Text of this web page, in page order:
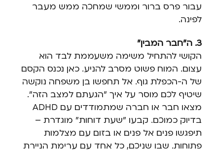
עבור פרס ברור וממשי שמחכה ממש מעבר
לפינה.
3. ה"חבר המבין"
הקושי להתחיל משימה משעממת לבד הוא
עצום. המוח פשוט מסרב להניע. כאן נכנס הקסם
של ה-הכפלת גוף. אל תחפשו בן משפחה נוקשה
שיטיף לכם מוסר על איך "הגעתם למצב הזה".
מצאו חבר או חברה שמתמודדים עם ADHD
בדיוק כמוכם. קבעו "שעת דוחות" מוגדרת –
תיפגשו פנים אל פנים או בזום עם מצלמות
פתוחות. שבו שניכם, כל אחד עם ערימת הניירת